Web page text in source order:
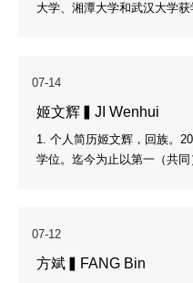
大学、湘潭大学和武汉大学
究方向（1）量子点发光二极
（省部级以上奖励） 2024年
07-14
姬文辉▍JI Wenhui
1. 个人简历姬文辉，回族。
学位。迄今为止以第一（共
集中在基于多功能纳米材料的
康工程，探究柔性汗液器件
07-12
方斌▍FANG Bin